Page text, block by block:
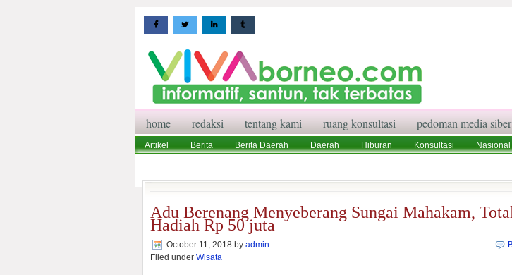
home redaksi tentang kami ruang konsultasi pedoman media siber
Artikel Berita Berita Daerah Daerah Hiburan Konsultasi Nasional
Adu Berenang Menyeberang Sungai Mahakam,
Hadiah Rp 50 juta
October 11, 2018 by admin
Filed under Wisata